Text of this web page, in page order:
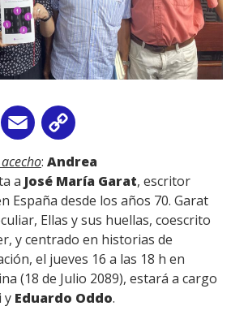
WhatsApp
Email
Link
: Andrea
a José María Garat, escritor
España desde los años 70. Garat
Ellas y sus huellas, coescrito
y centrado en historias de
el jueves 16 a las 18 h en
(18 de Julio 2089), estará a cargo
y Eduardo Oddo.